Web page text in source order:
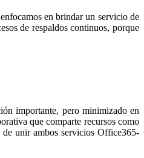
en brindar un servicio de
de respaldos continuos, porque
importante, pero minimizado en
que comparte recursos como
unir ambos servicios Office365-